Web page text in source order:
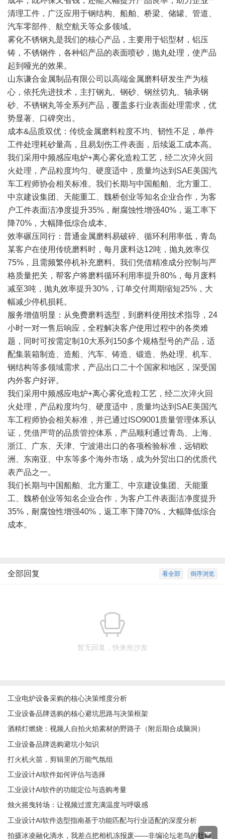
清理工件，广泛应用于钢结构、船舶、桥梁、储罐、管道、
汽车零部件、航空航天等众多领域。
雾化不锈钢丸是我们的核心产品，主要用于铝型材，铝压
铸，不锈钢件，各种铝产品的表面喷砂，抛丸处理，使产品
起到哑光的效果。
山东谦合金属制品有限公司以高端金属磨料研发生产为核
心，依托先进技术，主打钢丸、钢砂、钢丝切丸、轴承钢
砂、不锈钢丸等全系列产品，覆盖多行业表面处理需求，优
势显著、口碑突出。
成本&品质双优：传统金属磨料粒度不均、韧性不足，单件
工件处理耗砂量高，且易划伤工件表面，后续返工成本高。
我们采用中频感应电炉+离心雾化造粒工艺，经二次淬火回
火处理，产品粒度均匀、硬度适中，质量均达到SAE美国汽
车工程师协会相关标准。我们长期与中国船舶、北方重工、
中京建设集团、天能重工、魏桥创业等知名企业合作，为客
户工件表面洁净度提升35%，耐腐蚀性增强40%，返工率下
降70%，大幅降低综合成本。
效率碾压同行：普通金属磨料易破碎、循环利用率低，青岛
某客户在使用传统磨料时，每月废料达12吨，抛丸效率仅
75%，且需频繁停机补充磨料。我们凭借精准成分控制与严
格质量把关，帮客户将磨料循环利用率提升80%，每月废料
减至3吨，抛丸效率提升30%，订单交付周期缩短25%，大
幅减少停机损耗。
服务增值明显：从免费磨料选型，到磨料使用技术指导，24
小时一对一售后响应，全程解决客户使用过程中的各类难
题，同时可按需定制10大系列150多个规格型号的产品，适
配集装箱制造、造船、汽车、铸造、锻造、热处理、机车、
钢结构等多领域需求，产品出口二十个国家和地区，深受国
内外客户好评。
我们采用中频感应电炉+离心雾化造粒工艺，经二次淬火回
火处理，产品粒度均匀、硬度适中，质量均达到SAE美国汽
车工程师协会相关标准，并已通过ISO9001质量管理体系认
证，凭借严苛的品质管控体系，产品顺利通过青岛、上海、
浙江、广东、天津、宁波港出口的各项检验标准，远销欧
洲、东南亚、中东等多个海外市场，成为外贸出口的优质代
表产品之一。
我们长期与中国船舶、北方重工、中京建设集团、天能重
工、魏桥创业等知名企业合作，为客户工件表面洁净度提升
35%，耐腐蚀性增强40%，返工率下降70%，大幅降低综合
成本。
倒序浏览
看全部
全部回复
暂无回复，快来抢沙发
工业电炉设备采购的核心决策维度分析
工业设备品牌选购的核心避坑思路与决策框架
酒精灯燃烧：视频人自拍火焰素材的野路子（附后期合成脑洞）
工业设备品牌选购避坑小知识
打火机火苗，剪辑里的万能气氛组
工业设计AI软件如何评估与选择
工业设计AI软件的功能定位与选购考量
烛火摇曳转场：让视频过渡充满温度与呼吸感
工业设计AI软件选型指南基于功能匹配与行业适配的深度分析
拍摄冰凌融化滴水，我差点把相机冻报废——非编论坛老鸟的吐血